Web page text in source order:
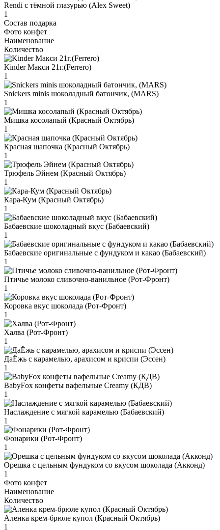
Rendi с тёмной глазурью (Alex Sweet)
1
Состав подарка
Фото конфет
Наименование
Количество
Kinder Макси 21г.(Ferrero)
1
Snickers minis шоколадный батончик, (MARS)
1
Мишка косолапый (Красный Октябрь)
1
Красная шапочка (Красный Октябрь)
1
Трюфель Эйнем (Красный Октябрь)
1
Кара-Кум (Красный Октябрь)
1
Бабаевские шоколадный вкус (Бабаевский)
1
Бабаевские оригинальные с фундуком и какао (Бабаевский)
1
Птичье молоко сливочно-ванильное (Рот-Фронт)
1
Коровка вкус шоколада (Рот-Фронт)
1
Халва (Рот-Фронт)
1
ДаЁжь с карамелью, арахисом и криспи (Эссен)
1
BabyFox конфеты вафельные Creamy (КДВ)
1
Наслаждение с мягкой карамелью (Бабаевский)
1
Фонарики (Рот-Фронт)
1
Орешка с цельным фундуком со вкусом шоколада (Акконд)
1
Фото конфет
Наименование
Количество
Аленка крем-брюле купол (Красный Октябрь)
1